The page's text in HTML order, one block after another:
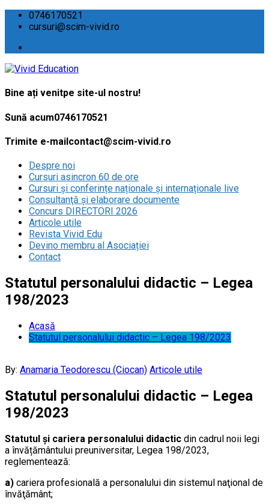
0746170521
cursuri@scim-vivid.ro
Bine ați venitpe site-ul nostru!
Sună acum0746170521
Trimite e-mailcontact@scim-vivid.ro
Despre noi
Cursuri asincron 60 de ore
Cursuri și conferințe naționale și internaționale live
Consultanţă și elaborare documente
Concurs DIRECTORI 2026
Articole utile
Revista Vivid Edu
Devino membru al Asociației
Contact
Statutul personalului didactic – Legea
198/2023
Acasă
Statutul personalului didactic – Legea 198/2023
By: Anamaria Teodorescu (Ciocan) Articole utile
Statutul personalului didactic – Legea
198/2023
Statutul şi cariera personalului didactic din cadrul noii legi
a învățământului preuniversitar, Legea 198/2023,
reglementează:
a) cariera profesională a personalului din sistemul naţional de
învăţământ;